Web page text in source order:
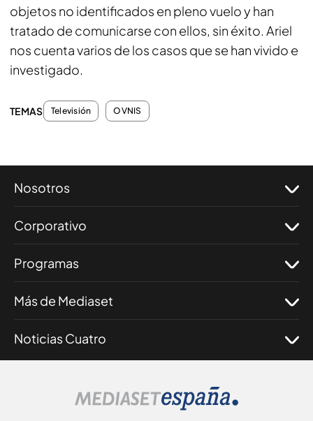
objetos no identificados en pleno vuelo y han
tratado de comunicarse con ellos, sin éxito. Ariel
nos cuenta varios de los casos que se han vivido e
investigado.
TEMAS Televisión OVNIS
Nosotros
Corporativo
Programas
Más de Mediaset
Noticias Cuatro